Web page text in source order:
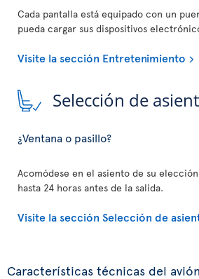
Cada pantalla está equipado con un
pueda cargar sus dispositivos
Visite la sección Entretenimiento
Selección de
¿Ventana o pasillo?
Acomódese en el asiento de su
hasta 24 horas antes de la salida.
Visite la sección Selección de
Características técnicas del avión